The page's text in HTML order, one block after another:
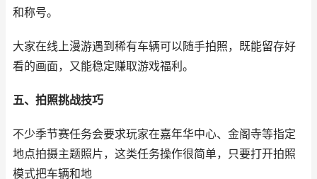
和称号。
大家在线上漫游遇到稀有车辆可以随手拍照，既能留存好
看的画面，又能稳定赚取游戏福利。
五、拍照挑战技巧
不少季节赛任务会要求玩家在嘉年华中心、金阁寺等指定
地点拍摄主题照片，这类任务操作很简单，只要打开拍照
模式把车辆和地